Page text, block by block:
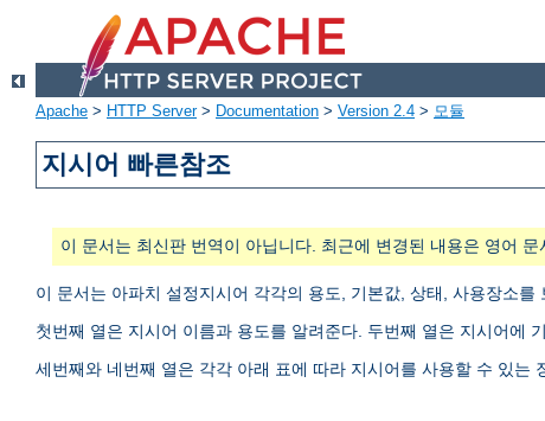
Apache > HTTP Server> Documentation > Version 2.4 > 모듈
지시어 빠른참조
이 문서는 최신판 번역이 아닙니다. 최근에 변경된 내용은 영어 문
이 문서는 아파치 설정지시어 각각의 용도, 기본값, 상태, 사용장소를
첫번째 열은 지시어 이름과 용도를 알려준다. 두번째 열은 지시어에
세번째와 네번째 열은 각각 아래 표에 따라 지시어를 사용할 수 있는